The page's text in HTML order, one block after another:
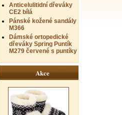
Anticelulitidní dřeváky
CE2 bílá
Pánské kožené sandály
M366
Dámské ortopedické
dřeváky Spring Puntík
M279 červené s puntíky
Akce